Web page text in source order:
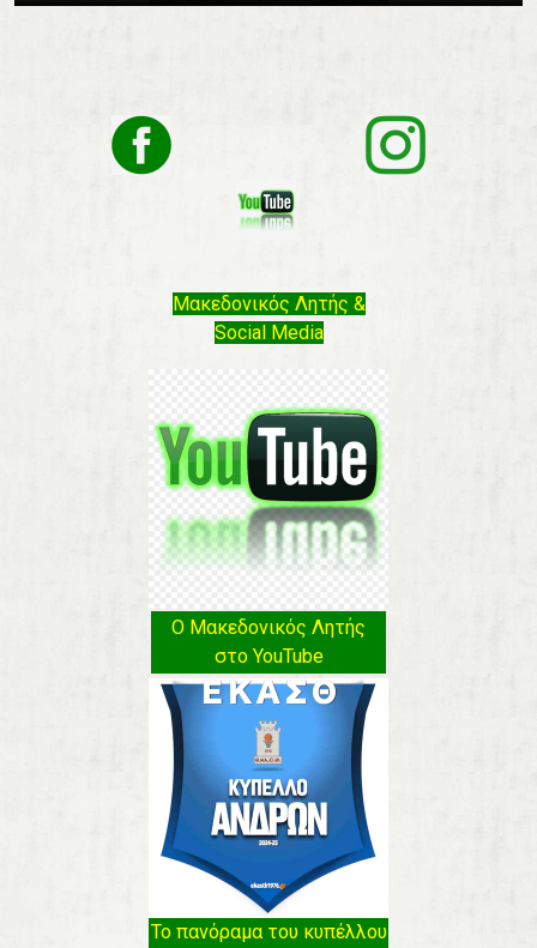
Μακεδονικός Λητής &
Social Media
Ο Μακεδονικός Λητής
στο YouTube
Το πανόραμα του κυπέλλου